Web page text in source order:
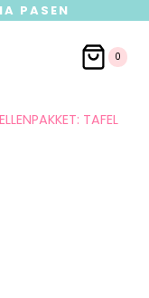
PASEN
0
TAFEL